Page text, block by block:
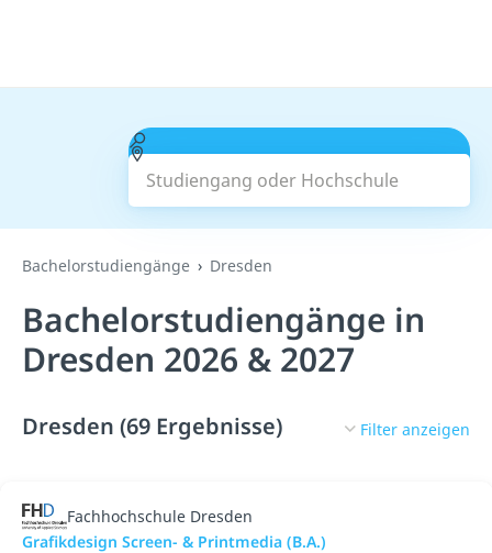
Studiengang oder Hochschule
Suchen
Bachelorstudiengänge Dresden
Bachelorstudiengänge in
Dresden 2026 & 2027
Dresden (69 Ergebnisse) Filter anzeigen
Fachhochschule Dresden
Grafikdesign Screen- & Printmedia (B.A.)